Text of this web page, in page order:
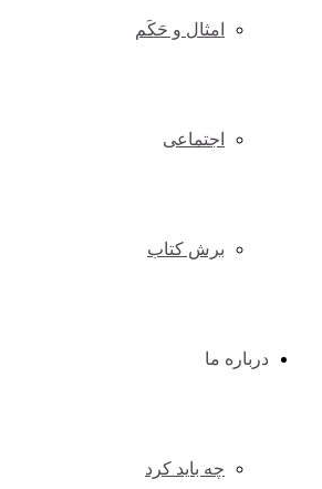
امثال و حَکَم
اجتماعی
برش کتاب
درباره ما
چه باید کرد